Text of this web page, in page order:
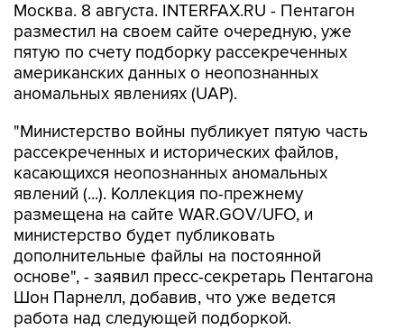
Москва. 8 августа. INTERFAX.RU - Пентагон
разместил на своем сайте очередную, уже
пятую по счету подборку рассекреченных
американских данных о неопознанных
аномальных явлениях (UAP).
"Министерство войны публикует пятую часть
рассекреченных и исторических файлов,
касающихся неопознанных аномальных
явлений (...). Коллекция по-прежнему
размещена на сайте WAR.GOV/UFO, и
министерство будет публиковать
дополнительные файлы на постоянной
основе", - заявил пресс-секретарь Пентагона
Шон Парнелл, добавив, что уже ведется
работа над следующей подборкой.